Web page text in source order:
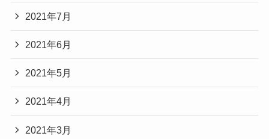
2021年7月
2021年6月
2021年5月
2021年4月
2021年3月